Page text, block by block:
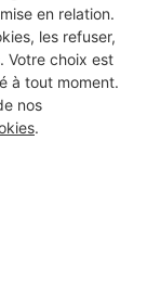
en relation.
les refuser,
Votre choix est
à tout moment.
nos
.